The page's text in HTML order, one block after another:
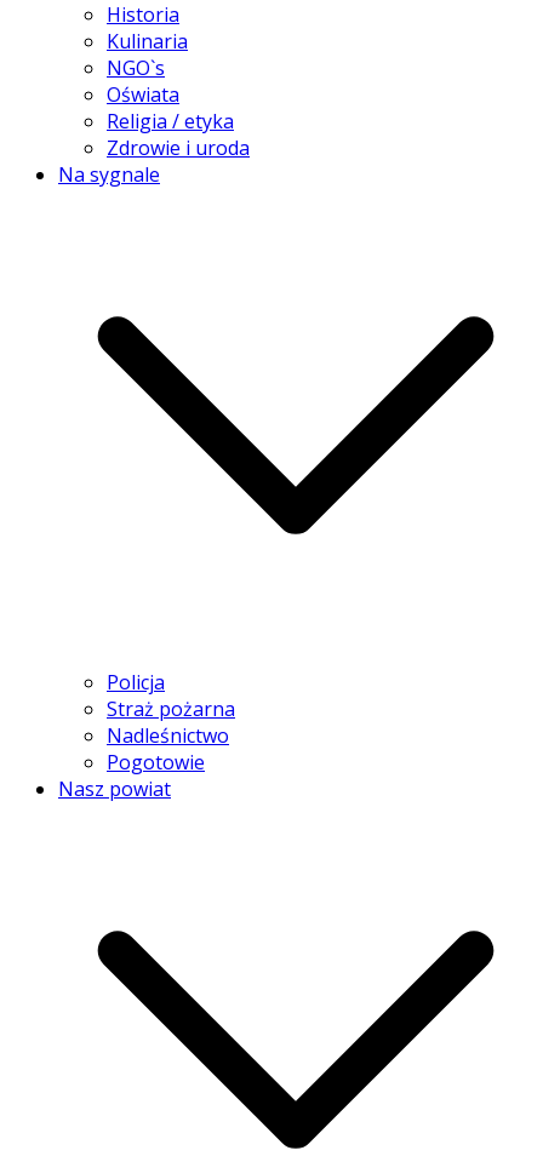
Historia
Kulinaria
NGO`s
Oświata
Religia / etyka
Zdrowie i uroda
Na sygnale
Policja
Straż pożarna
Nadleśnictwo
Pogotowie
Nasz powiat